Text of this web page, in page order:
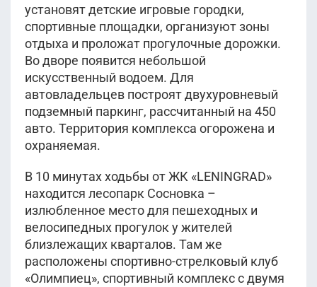
установят детские игровые городки,
спортивные площадки, организуют зоны
отдыха и проложат прогулочные дорожки.
Во дворе появится небольшой
искусственный водоем. Для
автовладельцев построят двухуровневый
подземный паркинг, рассчитанный на 450
авто. Территория комплекса огорожена и
охраняемая.
В 10 минутах ходьбы от ЖК «LENINGRAD»
находится лесопарк Сосновка –
излюбленное место для пешеходных и
велосипедных прогулок у жителей
близлежащих кварталов. Там же
расположены спортивно-стрелковый клуб
«Олимпиец», спортивный комплекс с двумя